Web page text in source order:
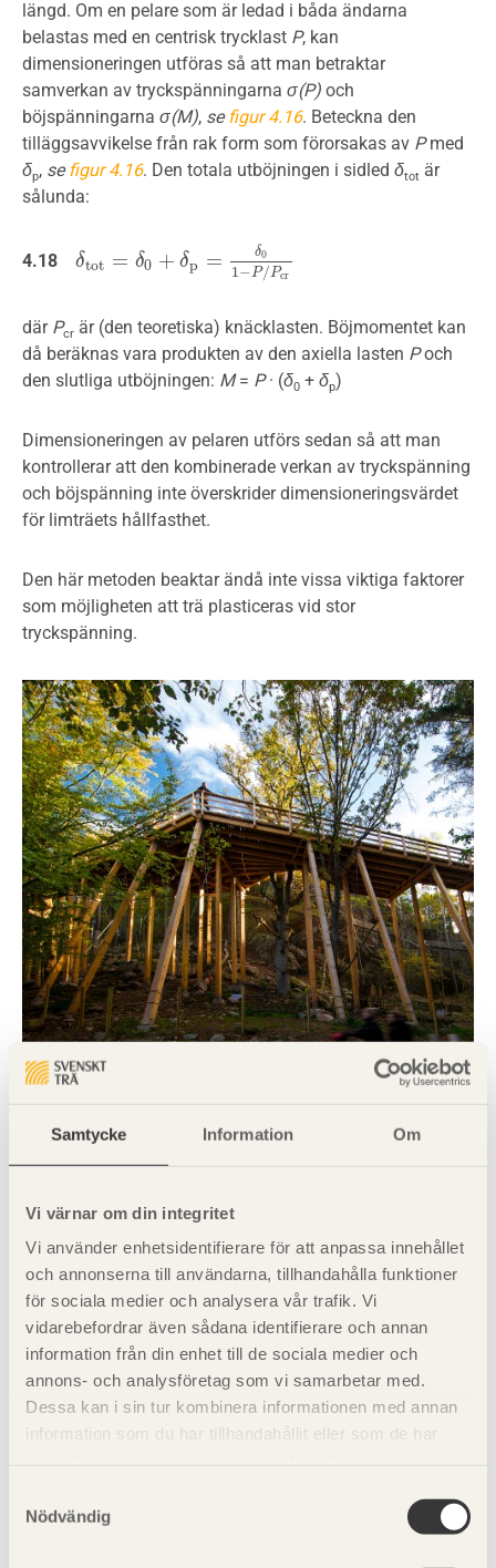
Samtycke Information Om
Vi värnar om din integritet
Vi använder enhetsidentifierare för att anpassa innehållet
och annonserna till användarna, tillhandahålla funktioner
för sociala medier och analysera vår trafik. Vi
vidarebefordrar även sådana identifierare och annan
information från din enhet till de sociala medier och
annons- och analysföretag som vi samarbetar med.
Dessa kan i sin tur kombinera informationen med annan
information som du har tillhandahållit eller som de har
Nödvändig
längd. Om en pelare som är ledad i båda ändarna
belastas med en centrisk trycklast P, kan
dimensioneringen utföras så att man betraktar
samverkan av tryckspänningarna σ(P) och
böjspänningarna σ(M), sefigur 4.16. Beteckna den
tilläggsavvikelse från rak form som förorsakas av Pmed
δp, sefigur 4.16. Den totala utböjningen i sidled δtot är
sålunda:
4.18 δtot = δ0 + δp = δ0
1−P/Pcr
δtot =δ0+δ p= δ01 −P /Pcr
där Pcr är (den teoretiska) knäcklasten. Böjmomentet kan
då beräknas vara produkten av den axiella lasten Poch
den slutliga utböjningen: M= P· (δ0 + δp)
Dimensioneringen av pelaren utförs sedan så att man
kontrollerar att den kombinerade verkan av tryckspänning
och böjspänning inte överskrider dimensioneringsvärdet
för limträets hållfasthet.
Den här metoden beaktar ändå inte vissa viktiga faktorer
som möjligheten att trä plasticeras vid stor
tryckspänning.
Nordens Ark, Hunnebostrand.